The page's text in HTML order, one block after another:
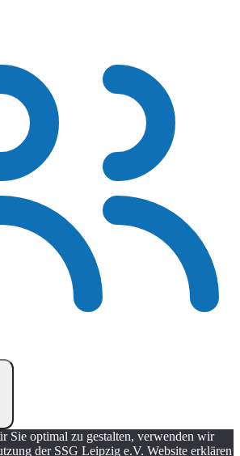
Sie optimal zu gestalten, verwenden wir
der SSG Leipzig e.V. Website erklären